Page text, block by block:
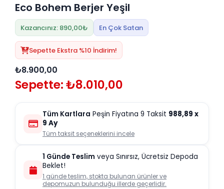
Eco Bohem Berjer Yeşil
Kazancınız: 890,00₺ En Çok Satan
Sepette Ekstra %10 İndirim!
₺8.900,00
Sepette: ₺8.010,00
Tüm Kartlara Peşin Fiyatına 9 Taksit 988,89 x
9 Ay
Tüm taksit seçeneklerini incele
1 Günde Teslim veya Sınırsız, Ücretsiz Depoda
Beklet!
1 günde teslim, stokta bulunan ürünler ve
depomuzun bulunduğu illerde geçerlidir.